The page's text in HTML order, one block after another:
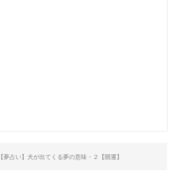
【夢占い】犬が出てくる夢の意味・２【開運】